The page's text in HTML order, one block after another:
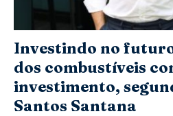
Investindo no
dos combustíveis
investimento,
Santos Santana